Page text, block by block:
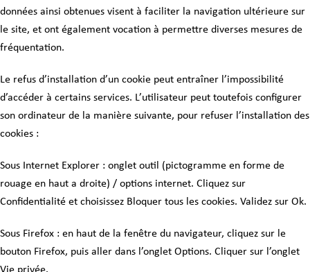
données ainsi obtenues visent à faciliter la navigation ultérieure sur
le site, et ont également vocation à permettre diverses mesures de
fréquentation.
Le refus d’installation d’un cookie peut entraîner l’impossibilité
d’accéder à certains services. L’utilisateur peut toutefois configurer
son ordinateur de la manière suivante, pour refuser l’installation des
cookies :
Sous Internet Explorer : onglet outil (pictogramme en forme de
rouage en haut a droite) / options internet. Cliquez sur
Confidentialité et choisissez Bloquer tous les cookies. Validez sur Ok.
Sous Firefox : en haut de la fenêtre du navigateur, cliquez sur le
bouton Firefox, puis aller dans l’onglet Options. Cliquer sur l’onglet